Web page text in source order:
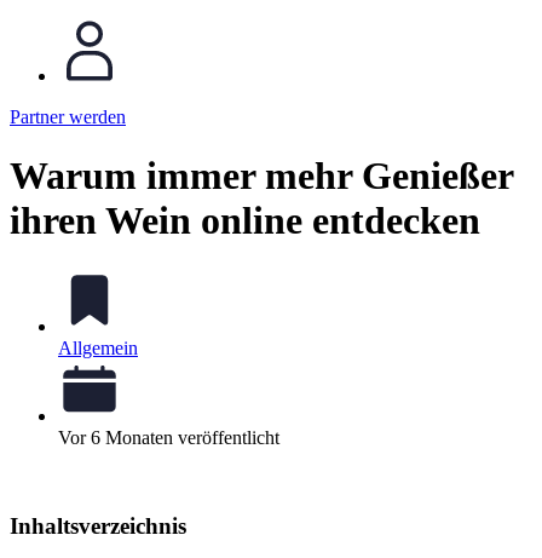
Partner werden
Warum immer mehr Genießer
ihren Wein online entdecken
Allgemein
Vor 6 Monaten veröffentlicht
Inhaltsverzeichnis